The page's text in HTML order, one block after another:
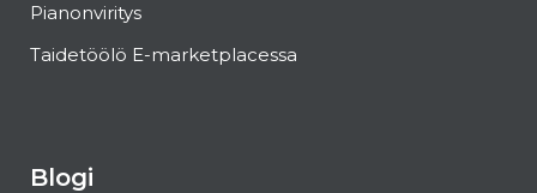
Pianonviritys
Taidetöölö E-marketplacessa
Blogi